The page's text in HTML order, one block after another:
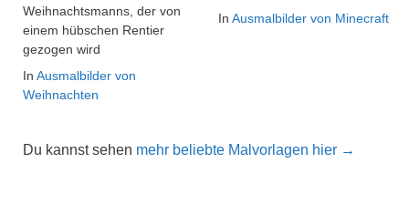
Weihnachtsmanns, der von
einem hübschen Rentier
gezogen wird
In Ausmalbilder von
Weihnachten
In Ausmalbilder von Minecraft
Du kannst sehen mehr beliebte Malvorlagen hier →